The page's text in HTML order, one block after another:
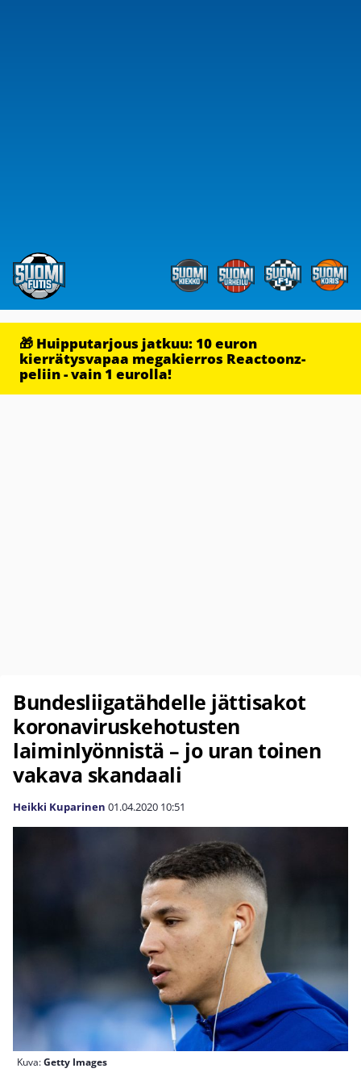
🎁 Huipputarjous jatkuu: 10 euron
kierrätysvapaa megakierros Reactoonz-
peliin - vain 1 eurolla!
Bundesliigatähdelle jättisakot
koronaviruskehotusten
laiminlyönnistä – jo uran toinen
vakava skandaali
Heikki Kuparinen 01.04.2020 10:51
Kuva:Getty Images